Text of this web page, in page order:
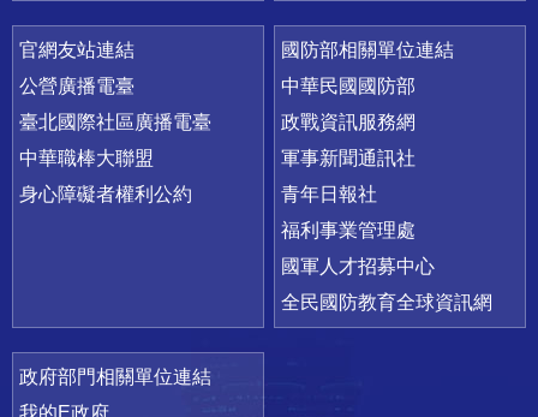
官網友站連結
公營廣播電臺
臺北國際社區廣播電臺
中華職棒大聯盟
身心障礙者權利公約
國防部相關單位連結
中華民國國防部
政戰資訊服務網
軍事新聞通訊社
青年日報社
福利事業管理處
國軍人才招募中心
全民國防教育全球資訊網
政府部門相關單位連結